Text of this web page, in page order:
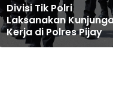
Divisi Tik Polri
Laksanakan
Kerja di Polres Pijay